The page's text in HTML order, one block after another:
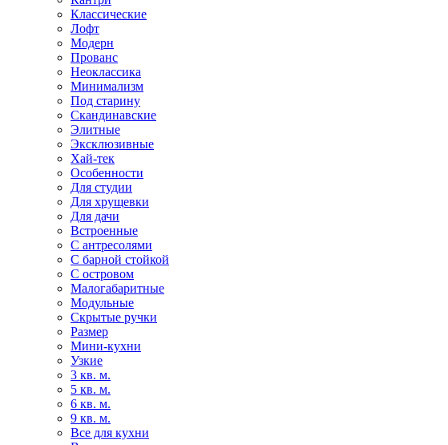
Классические
Лофт
Модерн
Прованс
Неоклассика
Минимализм
Под старину
Скандинавские
Элитные
Эксклюзивные
Хай-тек
Особенности
Для студии
Для хрущевки
Для дачи
Встроенные
С антресолями
С барной стойкой
С островом
Малогабаритные
Модульные
Скрытые ручки
Размер
Мини-кухни
Узкие
3 кв. м.
5 кв. м.
6 кв. м.
9 кв. м.
Все для кухни